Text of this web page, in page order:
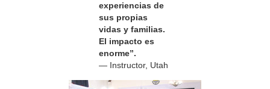
experiencias de
sus propias
vidas y familias.
El impacto es
enorme”.
— Instructor, Utah